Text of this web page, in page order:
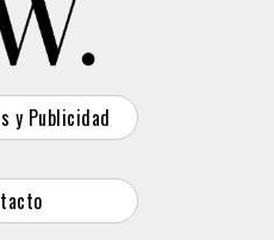
y Publicidad